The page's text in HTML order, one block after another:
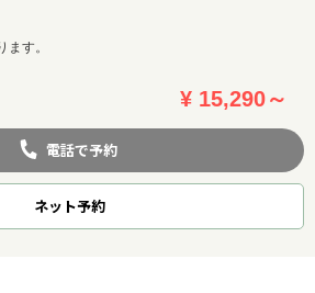
す。
¥ 15,290～
電話で予約
ネット予約